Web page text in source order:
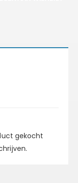
gekocht